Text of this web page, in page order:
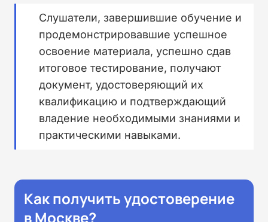
Слушатели, завершившие обучение и
продемонстрировавшие успешное
освоение материала, успешно сдав
итоговое тестирование, получают
документ, удостоверяющий их
квалификацию и подтверждающий
владение необходимыми знаниями и
практическими навыками.
Как получить удостоверение
в Москве?